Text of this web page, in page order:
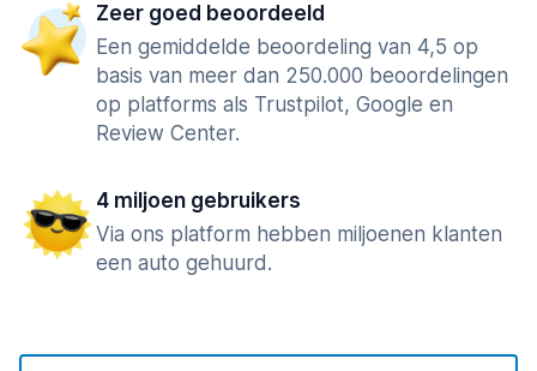
Zeer goed beoordeeld
Een gemiddelde beoordeling van 4,5 op
basis van meer dan 250.000 beoordelingen
op platforms als Trustpilot, Google en
Review Center.
4 miljoen gebruikers
Via ons platform hebben miljoenen klanten
een auto gehuurd.